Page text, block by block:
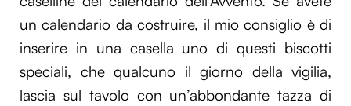
un calendario da costruire, il mio consiglio è di
inserire in una casella uno di questi biscotti
speciali, che qualcuno il giorno della vigilia,
lascia sul tavolo con un’abbondante tazza di